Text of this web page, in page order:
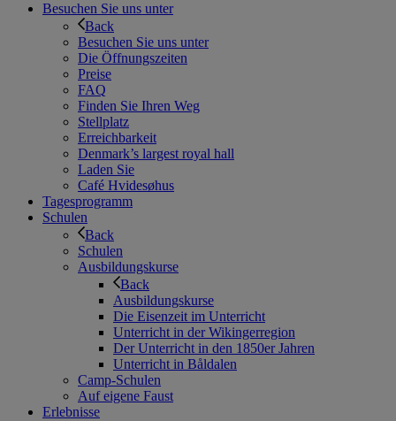
Besuchen Sie uns unter
Back
Besuchen Sie uns unter
Die Öffnungszeiten
Preise
FAQ
Finden Sie Ihren Weg
Stellplatz
Erreichbarkeit
Denmark’s largest royal hall
Laden Sie
Café Hvidesøhus
Tagesprogramm
Schulen
Back
Schulen
Ausbildungskurse
Back
Ausbildungskurse
Die Eisenzeit im Unterricht
Unterricht in der Wikingerregion
Der Unterricht in den 1850er Jahren
Unterricht in Båldalen
Camp-Schulen
Auf eigene Faust
Erlebnisse